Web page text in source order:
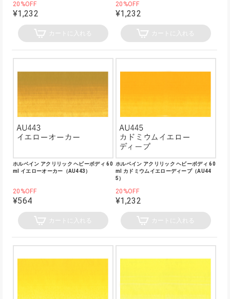
20%OFF
¥1,232
カートに入れる
20%OFF
¥1,232
カートに入れる
ホルベイン アクリリック ヘビーボディ 60
ml イエローオーカー（AU443）
20%OFF
¥564
カートに入れる
ホルベイン アクリリック ヘビーボディ 60
ml カドミウムイエローディープ（AU44
5）
20%OFF
¥1,232
カートに入れる